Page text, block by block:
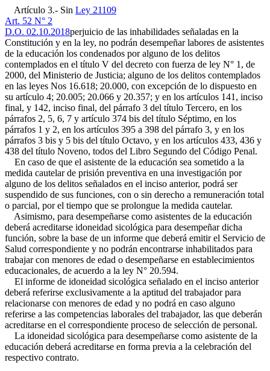
Artículo 3.- Sin Ley 21109
Art. 52 N° 2
D.O. 02.10.2018perjuicio de las inhabilidades señaladas en la
Constitución y en la ley, no podrán desempeñar labores de asistentes
de la educación los condenados por alguno de los delitos
contemplados en el título V del decreto con fuerza de ley N° 1, de
2000, del Ministerio de Justicia; alguno de los delitos contemplados
en las leyes Nos 16.618; 20.000, con excepción de lo dispuesto en
su artículo 4; 20.005; 20.066 y 20.357; y en los artículos 141, inciso
final, y 142, inciso final, del párrafo 3 del título Tercero, en los
párrafos 2, 5, 6, 7 y artículo 374 bis del título Séptimo, en los
párrafos 1 y 2, en los artículos 395 a 398 del párrafo 3, y en los
párrafos 3 bis y 5 bis del título Octavo, y en los artículos 433, 436 y
438 del título Noveno, todos del Libro Segundo del Código Penal.
En caso de que el asistente de la educación sea sometido a la
medida cautelar de prisión preventiva en una investigación por
alguno de los delitos señalados en el inciso anterior, podrá ser
suspendido de sus funciones, con o sin derecho a remuneración total
o parcial, por el tiempo que se prolongue la medida cautelar.
Asimismo, para desempeñarse como asistentes de la educación
deberá acreditarse idoneidad sicológica para desempeñar dicha
función, sobre la base de un informe que deberá emitir el Servicio de
Salud correspondiente y no podrán encontrarse inhabilitados para
trabajar con menores de edad o desempeñarse en establecimientos
educacionales, de acuerdo a la ley N° 20.594.
El informe de idoneidad sicológica señalado en el inciso anterior
deberá referirse exclusivamente a la aptitud del trabajador para
relacionarse con menores de edad y no podrá en caso alguno
referirse a las competencias laborales del trabajador, las que deberán
acreditarse en el correspondiente proceso de selección de personal.
La idoneidad sicológica para desempeñarse como asistente de la
educación deberá acreditarse en forma previa a la celebración del
respectivo contrato.